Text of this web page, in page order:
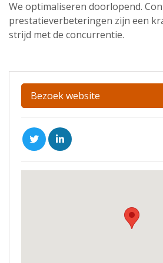
We optimaliseren doorlopend.
prestatieverbeteringen zijn een
strijd met de concurrentie.
Bezoek website